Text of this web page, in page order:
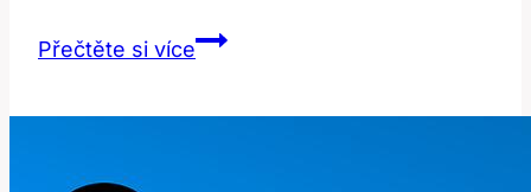
Přečtěte si víceSoon: